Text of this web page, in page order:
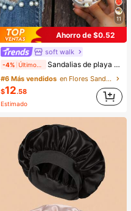
11
Ahorro de $0.52
soft walk
-4% Sandalias de playa con estampado floral para mujer, ligeras y de moda, estilo dulce de hada, versátiles para vacaciones de verano, antideslizantes con suela blanda
#6 Más vendidos
en Flores Sandalias De Mujer
$12.58
Estimado